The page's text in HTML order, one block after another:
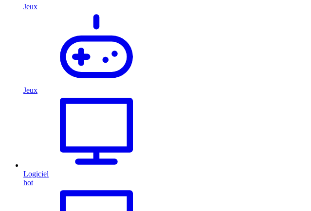
Jeux
Jeux
Logiciel
hot